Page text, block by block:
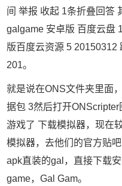
间 举报 收起 1条折叠回答
galgame 安卓版 百度云盘
版百度云资源 5 20150312
201。
就是说在ONS文件夹里面
据包 3然后打开
游戏了 下载模拟器，现在
模拟器，去他们的官方贴
apk直装的gal，直接下载
game，Gal Gam。